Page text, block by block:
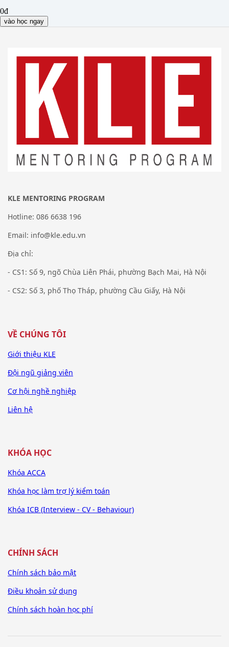
0đ
vào học ngay
KLE MENTORING PROGRAM
Hotline: 086 6638 196
Email: info@kle.edu.vn
Địa chỉ:
- CS1: Số 9, ngõ Chùa Liên Phái, phường Bạch Mai, Hà Nội
- CS2: Số 3, phố Thọ Tháp, phường Cầu Giấy, Hà Nội
VỀ CHÚNG TÔI
Giới thiệu KLE
Đội ngũ giảng viên
Cơ hội nghề nghiệp
Liên hệ
KHÓA HỌC
Khóa ACCA
Khóa học làm trợ lý kiểm toán
Khóa ICB (Interview - CV - Behaviour)
CHÍNH SÁCH
Chính sách bảo mật
Điều khoản sử dụng
Chính sách hoàn học phí